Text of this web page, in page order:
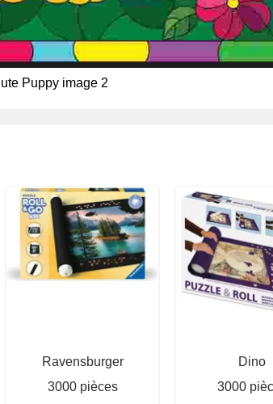
Ravensburger
3000 pièces
Dino
3000